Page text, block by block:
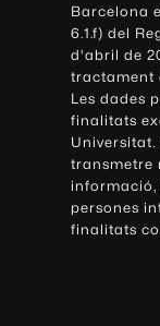
Barcelona
6.1.f) del
d'abril de
tractament
Les dades
finalitats
Universitat.
transmetre
informació,
persones
finalitats